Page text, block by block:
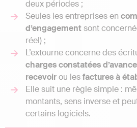
deux périodes ;
Seules les entreprises en
d’engagementsont
réel) ;
L’extourne concerne des
chargesconstatéesd’avance
recevoirou lesfacturesà
Elle suit une règle simple :
montants, sens inverse et
certains logiciels.